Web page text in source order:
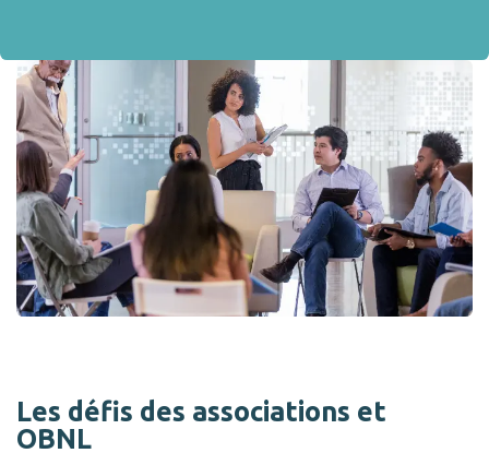
Les défis des associations et
OBNL